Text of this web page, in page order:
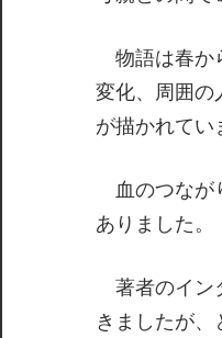
物語は春か
変化、周囲の
が描かれてい
血のつなが
ありました。
著者のイン
きましたが